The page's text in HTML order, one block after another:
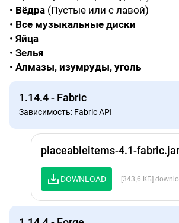
• Вёдра (Пустые или с лавой)
• Все музыкальные диски
• Яйца
• Зелья
• Алмазы, изумруды, уголь
1.14.4 - Fabric
Зависимость: Fabric API
placeableitems-4.1-fabric.jar
DOWNLOAD [343,6 КБ]